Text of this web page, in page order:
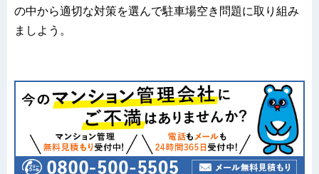
の中から適切な対策を選んで駐車場空き問題に取り組み
ましよう。